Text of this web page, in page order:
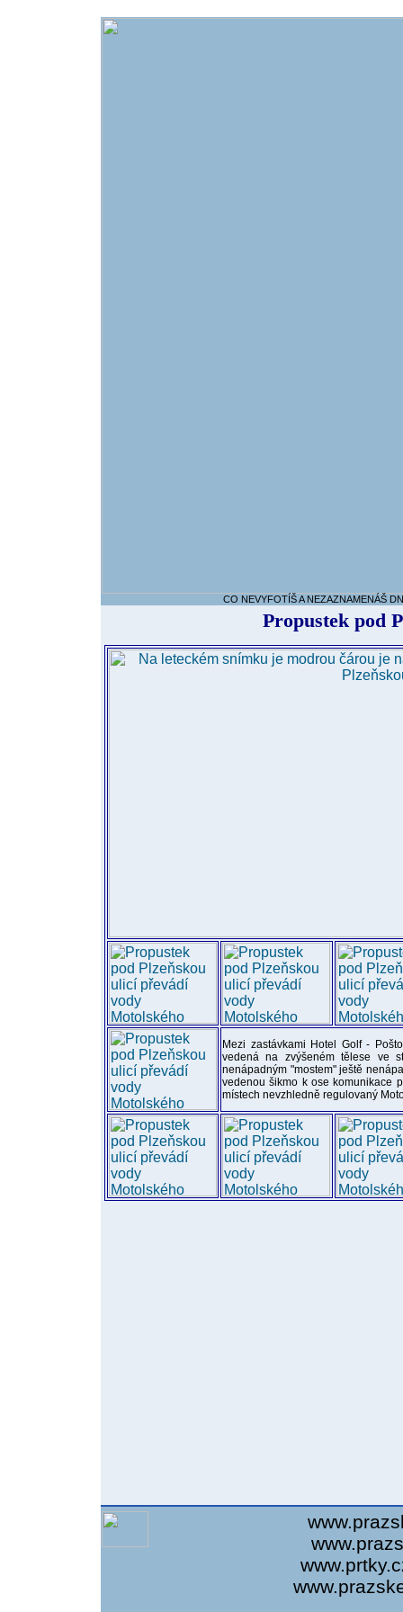
CO NEVYFOTÍŠ A NEZAZNAMENÁŠ
Propustek pod
Mezi zastávkami Hotel Golf -
vedená na zvýšeném tělese ve
nenápadným "mostem" ještě
vedenou šikmo k ose komunikace
místech nevzhledně regulovaný